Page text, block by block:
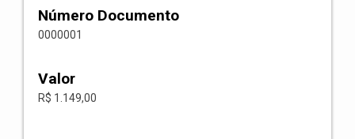
Número Documento
0000001
Valor
R$ 1.149,00